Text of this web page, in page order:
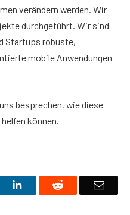
verändern werden. Wir
durchgeführt. Wir sind
Startups robuste,
mobile Anwendungen
besprechen, wie diese
können.
LinkedIn Reddit Email